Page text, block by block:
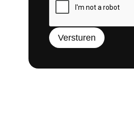
Versturen